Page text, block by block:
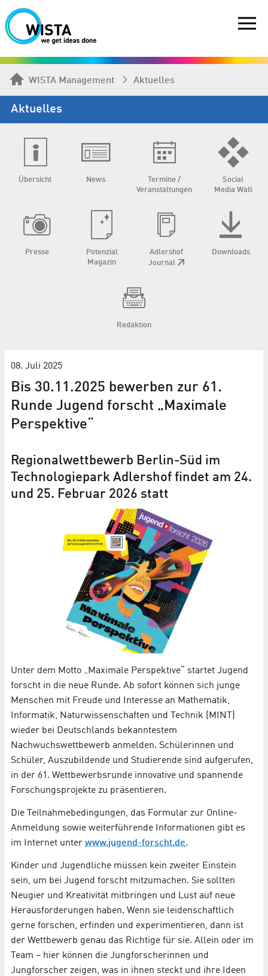
WISTA Management Aktuelles
Aktuelles
Übersicht News
Termine /
Veranstaltungen
Social
Media Wall
Presse
Potenzial
Magazin
Adlershof
Journal
Downloads
Redaktion
08. Juli 2025
Bis 30.11.2025 bewerben zur 61.
Runde Jugend forscht „Maximale
Perspektive“
Regionalwettbewerb Berlin-Süd im
Technologiepark Adlershof findet am 24.
und 25. Februar 2026 statt
Unter dem Motto „Maximale Perspektive“ startet Jugend
forscht in die neue Runde. Ab sofort können sich junge
Menschen mit Freude und Interesse an Mathematik,
Informatik, Naturwissenschaften und Technik (MINT)
wieder bei Deutschlands bekanntestem
Nachwuchswettbewerb anmelden. Schülerinnen und
Schüler, Auszubildende und Studierende sind aufgerufen,
in der 61. Wettbewerbsrunde innovative und spannende
Forschungsprojekte zu präsentieren.
Die Teilnahmebedingungen, das Formular zur Online-
Anmeldung sowie weiterführende Informationen gibt es
im Internet unter www.jugend-forscht.de.
Kinder und Jugendliche müssen kein zweiter Einstein
sein, um bei Jugend forscht mitzumachen. Sie sollten
Neugier und Kreativität mitbringen und Lust auf neue
Herausforderungen haben. Wenn sie leidenschaftlich
gerne forschen, erfinden und experimentieren, dann ist
der Wettbewerb genau das Richtige für sie. Allein oder im
Team – hier können die Jungforscherinnen und
Jungforscher zeigen, was in ihnen steckt und ihre Ideen